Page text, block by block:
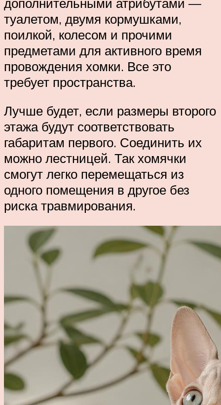
туалетом, двумя кормушками,
поилкой, колесом и прочими
предметами для активного время
провождения хомки. Все это
требует пространства.
Лучше будет, если размеры второго
этажа будут соответствовать
габаритам первого. Соединить их
можно лестницей. Так хомячки
смогут легко перемещаться из
одного помещения в другое без
риска травмирования.